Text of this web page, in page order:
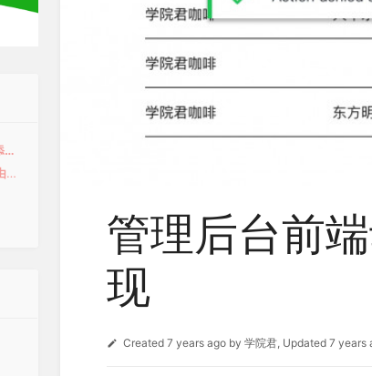
管理后台前
现
Created 7 years ago by 学院君, Updated 7 years
第一步：为后台布局文件 Admin.vue 添加页面头部和导航组件
第二步：为动作审核子页面定义前端路由、API 调用和 Vuex 模块